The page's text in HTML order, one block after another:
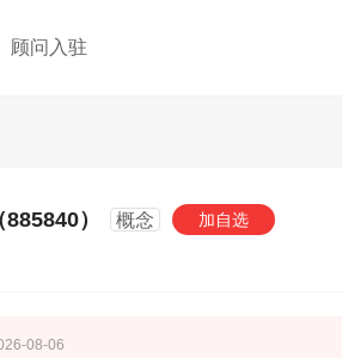
顾问入驻
885840） 概念 加自选
08-06